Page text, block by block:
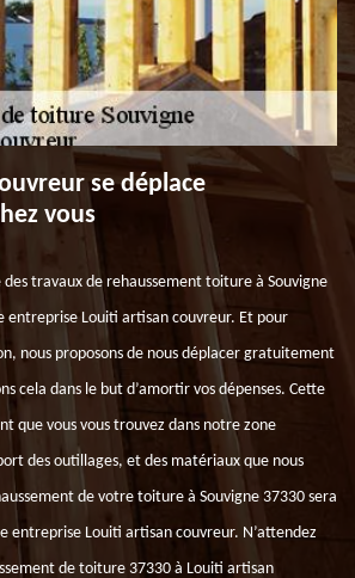
se déplace
vous
des travaux de rehaussement toiture à Souvigne
entreprise Louiti artisan couvreur. Et pour
nous proposons de nous déplacer gratuitement
cela dans le but d’amortir vos dépenses. Cette
que vous vous trouvez dans notre zone
des outillages, et des matériaux que nous
de votre toiture à Souvigne 37330 sera
entreprise Louiti artisan couvreur. N’attendez
de toiture 37330 à Louiti artisan